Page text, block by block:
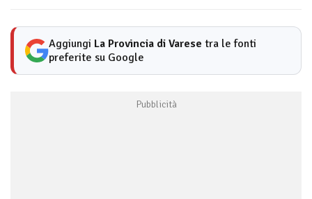
Aggiungi La Provincia di Varese tra le fonti
preferite su Google